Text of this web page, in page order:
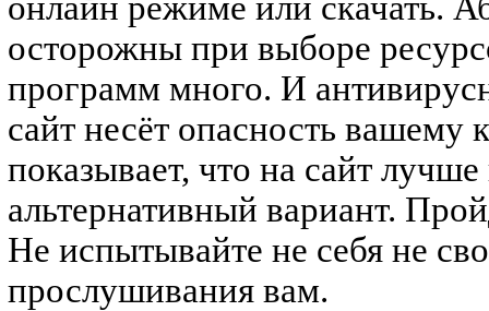
осторожны при выборе
программ много. И
сайт несёт опасность вашему
показывает, что на сайт
альтернативный вариант.
Не испытывайте не себя не
прослушивания вам.